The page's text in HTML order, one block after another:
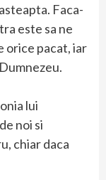
Faca-
este sa ne
orice pacat, iar
lui
noi si
chiar daca